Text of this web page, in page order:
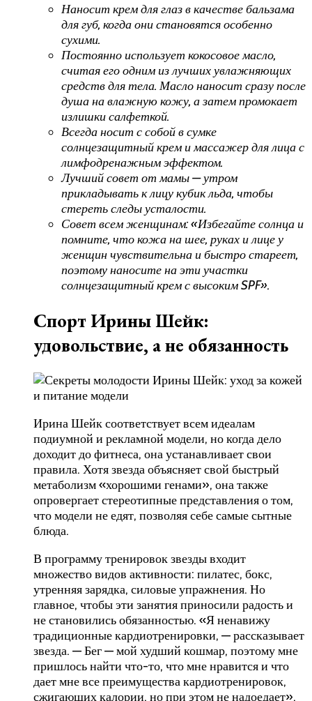
Наносит крем для глаз в качестве бальзама
для губ, когда они становятся особенно
сухими.
Постоянно использует кокосовое масло,
считая его одним из лучших увлажняющих
средств для тела. Масло наносит сразу после
душа на влажную кожу, а затем промокает
излишки салфеткой.
Всегда носит с собой в сумке
солнцезащитный крем и массажер для лица с
лимфодренажным эффектом.
Лучший совет от мамы — утром
прикладывать к лицу кубик льда, чтобы
стереть следы усталости.
Совет всем женщинам: «Избегайте солнца и
помните, что кожа на шее, руках и лице у
женщин чувствительна и быстро стареет,
поэтому наносите на эти участки
солнцезащитный крем с высоким SPF».
Спорт Ирины Шейк:
удовольствие, а не обязанность
Ирина Шейк соответствует всем идеалам
подиумной и рекламной модели, но когда дело
доходит до фитнеса, она устанавливает свои
правила. Хотя звезда объясняет свой быстрый
метаболизм «хорошими генами», она также
опровергает стереотипные представления о том,
что модели не едят, позволяя себе самые сытные
блюда.
В программу тренировок звезды входит
множество видов активности: пилатес, бокс,
утренняя зарядка, силовые упражнения. Но
главное, чтобы эти занятия приносили радость и
не становились обязанностью. «Я ненавижу
традиционные кардиотренировки, — рассказывает
звезда. — Бег — мой худший кошмар, поэтому мне
пришлось найти что-то, что мне нравится и что
дает мне все преимущества кардиотренировок,
сжигающих калории, но при этом не надоедает».